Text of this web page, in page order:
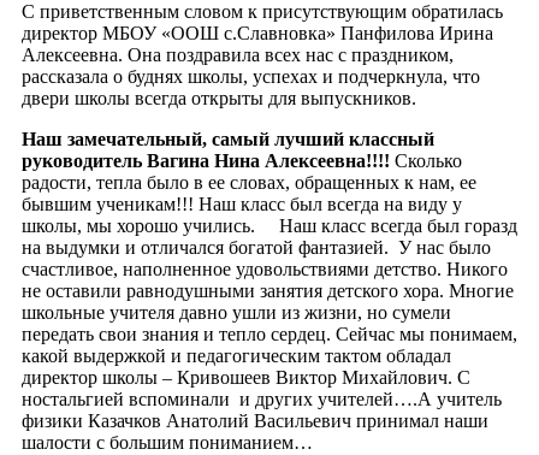
С приветственным словом к присутствующим обратилась
директор МБОУ «ООШ с.Славновка» Панфилова Ирина
Алексеевна. Она поздравила всех нас с праздником,
рассказала о буднях школы, успехах и подчеркнула, что
двери школы всегда открыты для выпускников.
Наш замечательный, самый лучший классный
руководитель Вагина Нина Алексеевна!!!! Сколько
радости, тепла было в ее словах, обращенных к нам, ее
бывшим ученикам!!! Наш класс был всегда на виду у
школы, мы хорошо учились. Наш класс всегда был горазд
на выдумки и отличался богатой фантазией. У нас было
счастливое, наполненное удовольствиями детство. Никого
не оставили равнодушными занятия детского хора. Многие
школьные учителя давно ушли из жизни, но сумели
передать свои знания и тепло сердец. Сейчас мы понимаем,
какой выдержкой и педагогическим тактом обладал
директор школы – Кривошеев Виктор Михайлович. С
ностальгией вспоминали и других учителей….А учитель
физики Казачков Анатолий Васильевич принимал наши
шалости с большим пониманием…